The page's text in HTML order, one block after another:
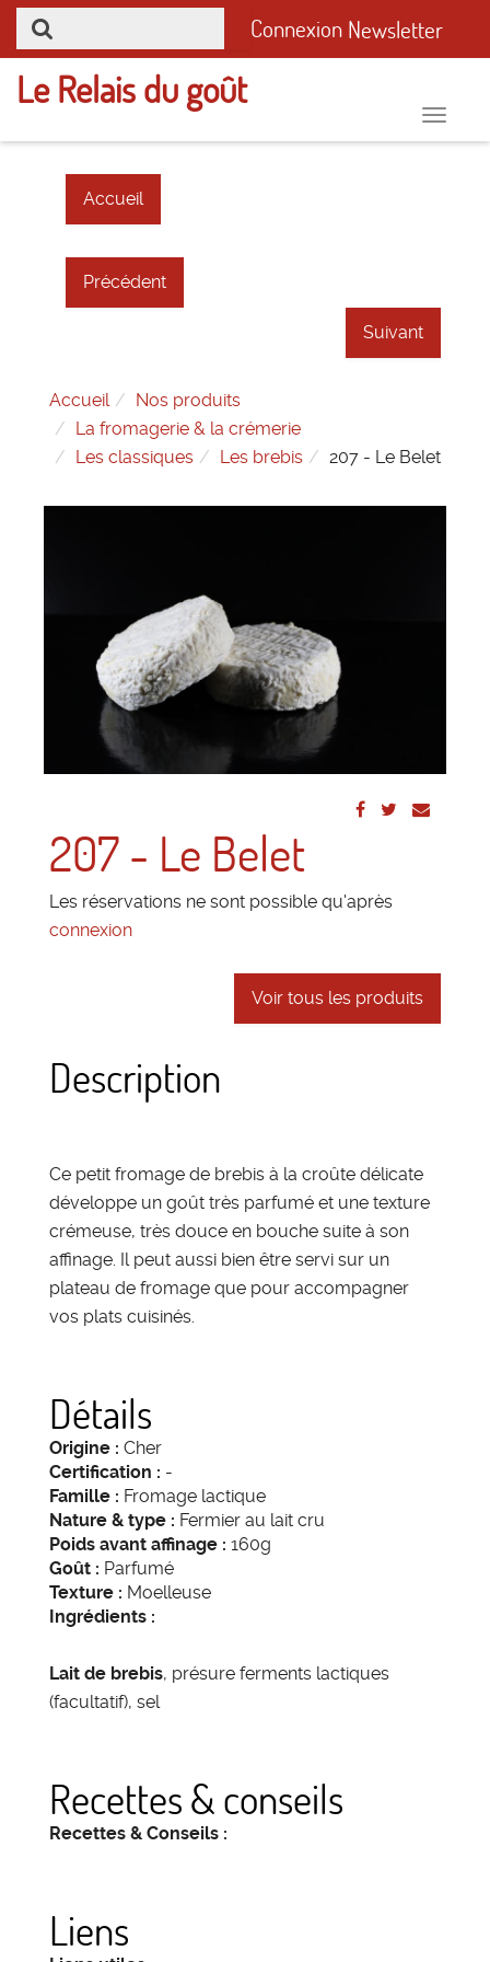
Connexion Newsletter
Toggle
Le Relais du goût
Accueil
Précédent
Suivant
Accueil
Nos produits
La fromagerie & la crémerie
Les classiques
Les brebis 207 - Le Belet
207 - Le Belet
Les réservations ne sont possible qu'après
connexion
Voir tous les produits
Description
Ce petit fromage de brebis à la croûte délicate
développe un goût très parfumé et une texture
crémeuse, très douce en bouche suite à son
affinage. Il peut aussi bien être servi sur un
plateau de fromage que pour accompagner
vos plats cuisinés.
Détails
Origine : Cher
Certification : -
Famille : Fromage lactique
Nature & type : Fermier au lait cru
Poids avant affinage : 160g
Goût : Parfumé
Texture : Moelleuse
Ingrédients :
Lait de brebis, présure ferments lactiques
(facultatif), sel
Recettes & conseils
Recettes & Conseils :
Liens